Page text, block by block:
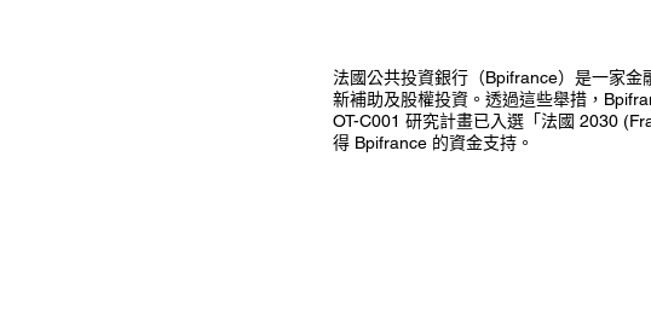
法國公共投資銀行（Bpifrance）是一家
新補助及股權投資。透過這些舉措，
OT-C001 研究計畫已入選「法國 2030
得 Bpifrance 的資金支持。